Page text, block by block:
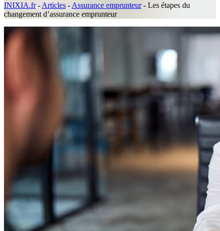
INIXIA.fr- Articles - Assurance emprunteur- Les étapes du
changement d’assurance emprunteur